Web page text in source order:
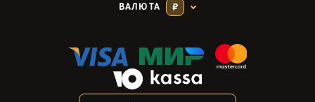
ВАЛЮТА ₽